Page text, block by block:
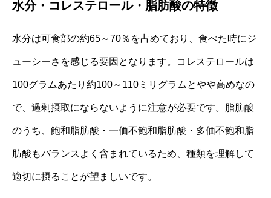
水分・コレステロール・脂肪酸の特徴
水分は可食部の約65～70％を占めており、食べた時にジ
ューシーさを感じる要因となります。コレステロールは
100グラムあたり約100～110ミリグラムとやや高めなの
で、過剰摂取にならないように注意が必要です。脂肪酸
のうち、飽和脂肪酸・一価不飽和脂肪酸・多価不飽和脂
肪酸もバランスよく含まれているため、種類を理解して
適切に摂ることが望ましいです。